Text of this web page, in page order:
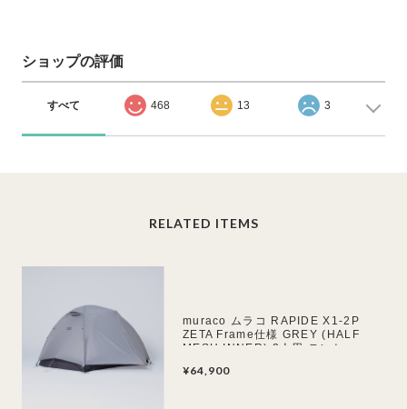
ショップの評価
すべて 468 13 3
RELATED ITEMS
muraco ムラコ RAPIDE X1-2P
ZETA Frame仕様 GREY (HALF
MESH INNER) 2人用 テント
¥64,900